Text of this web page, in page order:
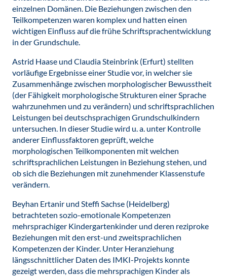
einzelnen Domänen. Die Beziehungen zwischen den
Teilkompetenzen waren komplex und hatten einen
wichtigen Einfluss auf die frühe Schriftsprachentwicklung
in der Grundschule.
Astrid Haase und Claudia Steinbrink (Erfurt) stellten
vorläufige Ergebnisse einer Studie vor, in welcher sie
Zusammenhänge zwischen morphologischer Bewusstheit
(der Fähigkeit morphologische Strukturen einer Sprache
wahrzunehmen und zu verändern) und schriftsprachlichen
Leistungen bei deutschsprachigen Grundschulkindern
untersuchen. In dieser Studie wird u. a. unter Kontrolle
anderer Einflussfaktoren geprüft, welche
morphologischen Teilkomponenten mit welchen
schriftsprachlichen Leistungen in Beziehung stehen, und
ob sich die Beziehungen mit zunehmender Klassenstufe
verändern.
Beyhan Ertanir und Steffi Sachse (Heidelberg)
betrachteten sozio-emotionale Kompetenzen
mehrsprachiger Kindergartenkinder und deren reziproke
Beziehungen mit den erst-und zweitsprachlichen
Kompetenzen der Kinder. Unter Heranziehung
längsschnittlicher Daten des IMKI-Projekts konnte
gezeigt werden, dass die mehrsprachigen Kinder als